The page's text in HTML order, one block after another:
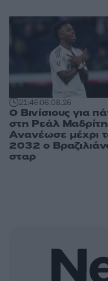
21:4606.08.26
Ο Βινίσιους για
στη Ρεάλ
Ανανέωσε μέχρι
2032 ο
σταρ